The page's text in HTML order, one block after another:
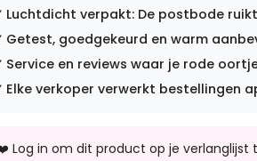
Luchtdicht verpakt: De postbode
Getest, goedgekeurd en warm
Service en reviews waar je rode
Elke verkoper verwerkt bestellingen